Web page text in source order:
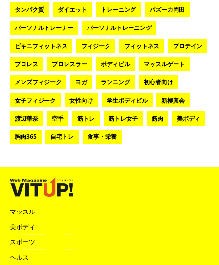
タンパク質 ダイエット トレーニング バズーカ岡田
パーソナルトレーナー パーソナルトレーニング
ビキニフィットネス フィジーク フィットネス プロテイン
プロレス プロレスラー ボディビル マッスルゲート
メンズフィジーク ヨガ ランニング 初心者向け
女子フィジーク 女性向け 学生ボディビル 新極真会
渡辺華奈 空手 筋トレ 筋トレ女子 筋肉 美ボディ
胸肉365 自宅トレ 食事・栄養
マッスル
美ボディ
スポーツ
ヘルス